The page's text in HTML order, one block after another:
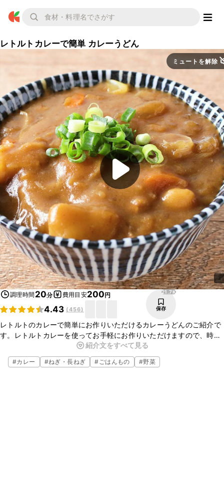
レトルトカレーで簡単 カレーうどん
ミュートを解除
調理時間 20分 費用目安200円
4.43 (456)
21.7K
保存
レトルトのカレーで簡単にお作りいただけるカレーうどんのご紹介で
す。レトルトカレーを使ってお手軽にお作りいただけますので、時間
のない日のお昼ごはんにもぴったりですよ。お好みのカレーで、ぜひ
作ってみてくださいね。
紹介文をすべて見る
#カレー #ねぎ・長ねぎ #ごはんもの #野菜